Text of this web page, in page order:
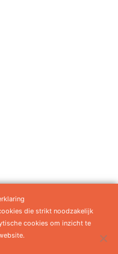
voorwaarden
die strikt noodzakelijk
cookies om inzicht te